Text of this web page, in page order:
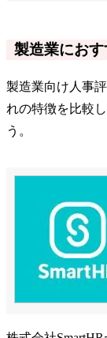
製造業にお
製造業向け人事
れの特徴を比較
う。